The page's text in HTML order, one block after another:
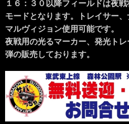
１６：３０以降フィールドは夜
モードとなります。トレイサー
マルヴィジョン使用可能です。
夜戦用の光るマーカー、発光ト
弾の販売しております。